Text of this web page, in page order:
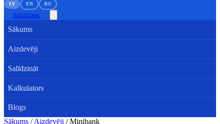
LV EN RU
Salīdzināt
Sākums
Aizdevēji
Salīdzināt
Kalkulators
Blogs
Sākums / Aizdevēji / Minibank